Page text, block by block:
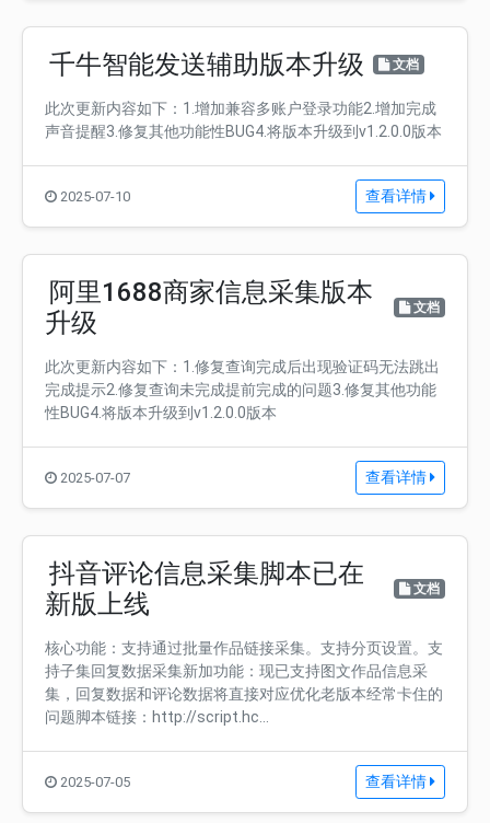
千牛智能发送辅助版本升级 文档
此次更新内容如下：1.增加兼容多账户登录功能2.增加完成
声音提醒3.修复其他功能性BUG4.将版本升级到v1.2.0.0版本
2025-07-10 查看详情
阿里1688商家信息采集版本
升级
文档
此次更新内容如下：1.修复查询完成后出现验证码无法跳出
完成提示2.修复查询未完成提前完成的问题3.修复其他功能
性BUG4.将版本升级到v1.2.0.0版本
2025-07-07 查看详情
抖音评论信息采集脚本已在
新版上线
文档
核心功能：支持通过批量作品链接采集。支持分页设置。支
持子集回复数据采集新加功能：现已支持图文作品信息采
集，回复数据和评论数据将直接对应优化老版本经常卡住的
问题脚本链接：http://script.hc...
2025-07-05 查看详情